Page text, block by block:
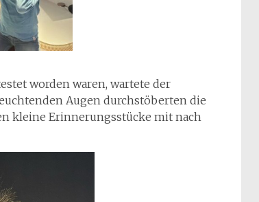
worden waren, wartete der
Augen durchstöberten die
kleine Erinnerungsstücke mit nach